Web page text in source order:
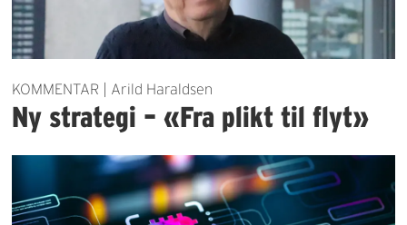
KOMMENTAR | Arild Haraldsen
Ny strategi – «Fra plikt til flyt»